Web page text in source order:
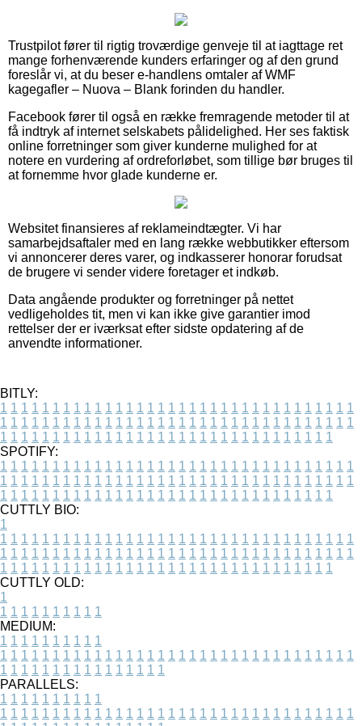
Trustpilot fører til rigtig troværdige genveje til at iagttage ret
mange forhenværende kunders erfaringer og af den grund
foreslår vi, at du beser e-handlens omtaler af WMF
kagegafler – Nuova – Blank forinden du handler.
Facebook fører til også en række fremragende metoder til at
få indtryk af internet selskabets pålidelighed. Her ses faktisk
online forretninger som giver kunderne mulighed for at
notere en vurdering af ordreforløbet, som tillige bør bruges til
at fornemme hvor glade kunderne er.
Websitet finansieres af reklameindtægter. Vi har
samarbejdsaftaler med en lang række webbutikker eftersom
vi annoncerer deres varer, og indkasserer honorar forudsat
de brugere vi sender videre foretager et indkøb.
Data angående produkter og forretninger på nettet
vedligeholdes tit, men vi kan ikke give garantier imod
rettelser der er iværksat efter sidste opdatering af de
anvendte informationer.
BITLY:
1 1 1 1 1 1 1 1 1 1 1 1 1 1 1 1 1 1 1 1 1 1 1 1 1 1 1 1 1 1 1 1 1 1
1 1 1 1 1 1 1 1 1 1 1 1 1 1 1 1 1 1 1 1 1 1 1 1 1 1 1 1 1 1 1 1 1 1
1 1 1 1 1 1 1 1 1 1 1 1 1 1 1 1 1 1 1 1 1 1 1 1 1 1 1 1 1 1 1 1
SPOTIFY:
1 1 1 1 1 1 1 1 1 1 1 1 1 1 1 1 1 1 1 1 1 1 1 1 1 1 1 1 1 1 1 1 1 1
1 1 1 1 1 1 1 1 1 1 1 1 1 1 1 1 1 1 1 1 1 1 1 1 1 1 1 1 1 1 1 1 1 1
1 1 1 1 1 1 1 1 1 1 1 1 1 1 1 1 1 1 1 1 1 1 1 1 1 1 1 1 1 1 1 1
CUTTLY BIO:
1
1 1 1 1 1 1 1 1 1 1 1 1 1 1 1 1 1 1 1 1 1 1 1 1 1 1 1 1 1 1 1 1 1 1
1 1 1 1 1 1 1 1 1 1 1 1 1 1 1 1 1 1 1 1 1 1 1 1 1 1 1 1 1 1 1 1 1 1
1 1 1 1 1 1 1 1 1 1 1 1 1 1 1 1 1 1 1 1 1 1 1 1 1 1 1 1 1 1 1 1
CUTTLY OLD:
1
1 1 1 1 1 1 1 1 1 1
MEDIUM:
1 1 1 1 1 1 1 1 1 1
1 1 1 1 1 1 1 1 1 1 1 1 1 1 1 1 1 1 1 1 1 1 1 1 1 1 1 1 1 1 1 1 1 1
1 1 1 1 1 1 1 1 1 1 1 1 1 1 1 1
PARALLELS:
1 1 1 1 1 1 1 1 1 1
1 1 1 1 1 1 1 1 1 1 1 1 1 1 1 1 1 1 1 1 1 1 1 1 1 1 1 1 1 1 1 1 1 1